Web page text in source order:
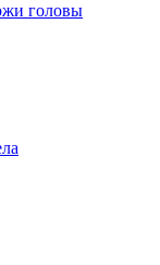
головы